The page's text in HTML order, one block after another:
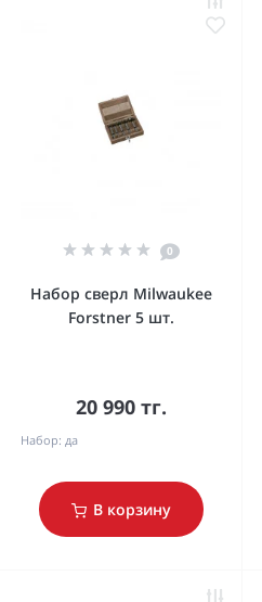
0
Набор сверл Milwaukee
Forstner 5 шт.
20 990 тг.
Набор: да
В корзину